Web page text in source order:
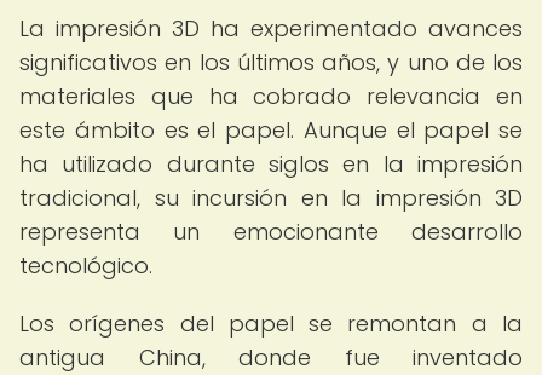
La impresión 3D ha experimentado avances
significativos en los últimos años, y uno de los
materiales que ha cobrado relevancia en
este ámbito es el papel. Aunque el papel se
ha utilizado durante siglos en la impresión
tradicional, su incursión en la impresión 3D
representa un emocionante desarrollo
tecnológico.
Los orígenes del papel se remontan a la
antigua China, donde fue inventado